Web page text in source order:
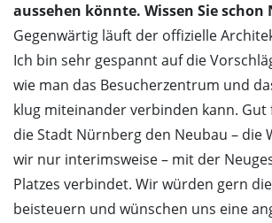
aussehen könnte. Wissen Sie schon
Gegenwärtig läuft der offizielle
Ich bin sehr gespannt auf die
wie man das Besucherzentrum und
klug miteinander verbinden kann. Gut
die Stadt Nürnberg den Neubau – die
wir nur interimsweise – mit der
Platzes verbindet. Wir würden gern
beisteuern und wünschen uns eine